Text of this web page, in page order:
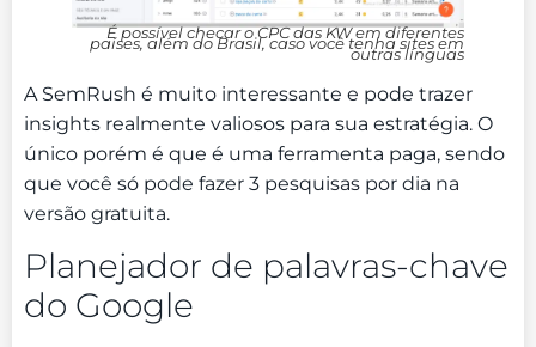
É possível checar o CPC das KW em diferentes
países, além do Brasil, caso você tenha sites em
outras línguas
A SemRush é muito interessante e pode trazer
insights realmente valiosos para sua estratégia. O
único porém é que é uma ferramenta paga, sendo
que você só pode fazer 3 pesquisas por dia na
versão gratuita.
Planejador de palavras-chave
do Google